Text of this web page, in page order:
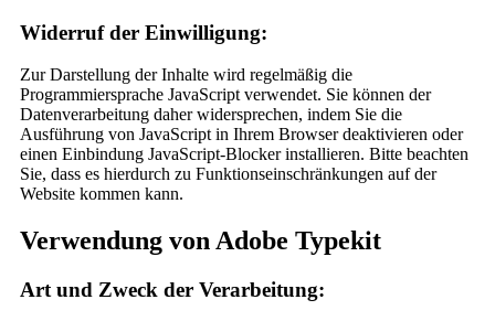
Widerruf der Einwilligung:
Zur Darstellung der Inhalte wird regelmäßig die
Programmiersprache JavaScript verwendet. Sie können der
Datenverarbeitung daher widersprechen, indem Sie die
Ausführung von JavaScript in Ihrem Browser deaktivieren oder
einen Einbindung JavaScript-Blocker installieren. Bitte beachten
Sie, dass es hierdurch zu Funktionseinschränkungen auf der
Website kommen kann.
Verwendung von Adobe Typekit
Art und Zweck der Verarbeitung: